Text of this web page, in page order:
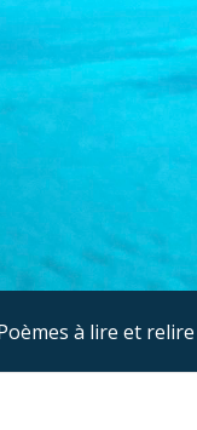
à lire et relire